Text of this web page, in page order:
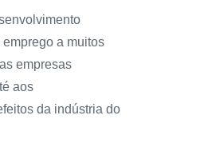
a muitos
empresas
aos
da indústria do